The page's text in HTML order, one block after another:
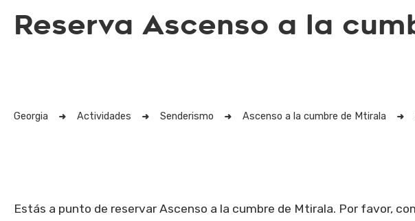
Reserva Ascenso a la
Georgia Actividades Senderismo Ascenso a la cumbre de Mtirala
Estás a punto de reservar Ascenso a la cumbre de Mtirala. Por favor,